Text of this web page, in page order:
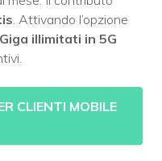
. Attivando l’opzione
Giga illimitati in 5G
CLIENTI MOBILE